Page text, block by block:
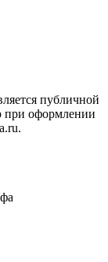
публичной
при оформлении